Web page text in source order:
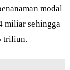
modal
miliar sehingga
triliun.